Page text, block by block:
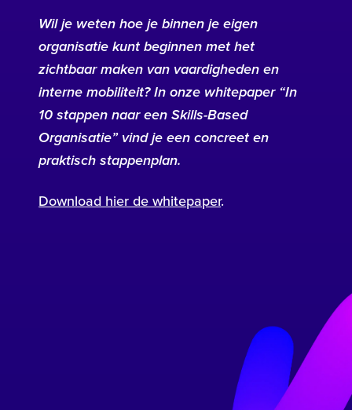
Wil je weten hoe je binnen je eigen
organisatie kunt beginnen met het
zichtbaar maken van vaardigheden en
interne mobiliteit? In onze whitepaper “In
10 stappen naar een Skills-Based
Organisatie” vind je een concreet en
praktisch stappenplan.
Download hier de whitepaper.